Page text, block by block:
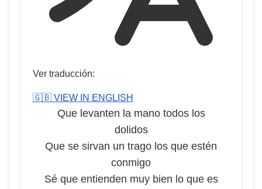
Ver traducción:
🇬🇧 VIEW IN ENGLISH
Que levanten la mano todos los
dolidos
Que se sirvan un trago los que estén
conmigo
Sé que entienden muy bien lo que es